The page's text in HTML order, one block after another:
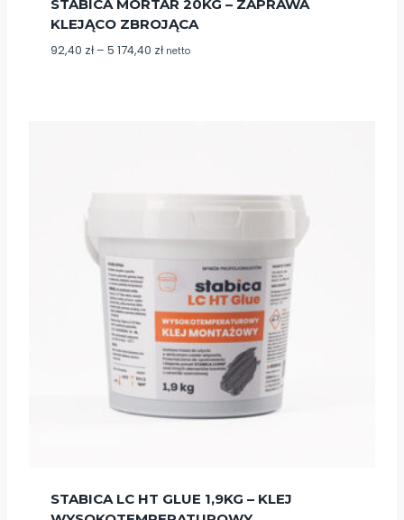
STABICA MORTAR 20KG – ZAPRAWA
KLEJĄCO ZBROJĄCA
92,40 zł – 5 174,40 złZakres
netto
STABICA LC HT GLUE 1,9KG – KLEJ